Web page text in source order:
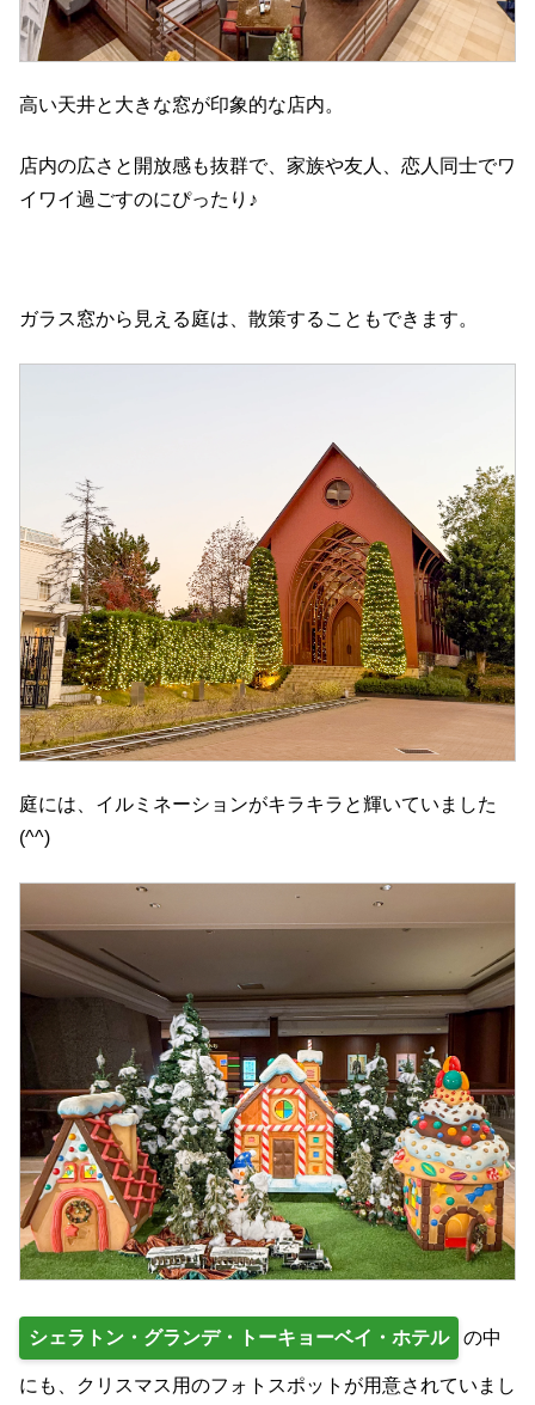
高い天井と大きな窓が印象的な店内。
店内の広さと開放感も抜群で、家族や友人、恋人同士でワ
イワイ過ごすのにぴったり♪
ガラス窓から見える庭は、散策することもできます。
庭には、イルミネーションがキラキラと輝いていました
(^^)
シェラトン・グランデ・トーキョーベイ・ホテル の中
にも、クリスマス用のフォトスポットが用意されていまし